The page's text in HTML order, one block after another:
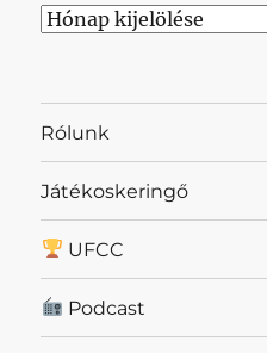
Archívum
Rólunk
Játékoskeringő
UFCC
Podcast